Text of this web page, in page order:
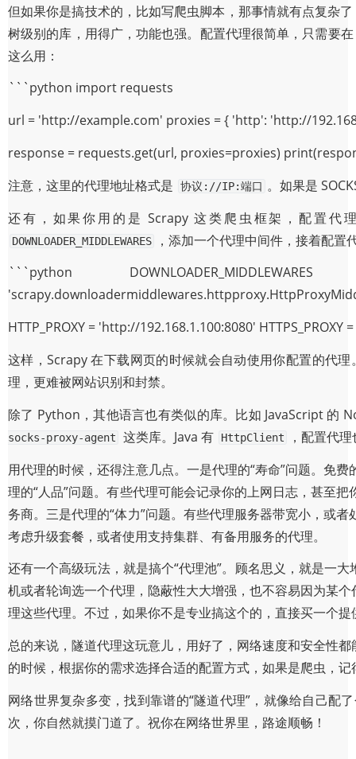
但如果你是搞技术的，比如写爬虫脚本，那事情就有点复杂
树级别的库，用得广，功能也强。配置代理很简单，只需要在
这么用：
```python import requests
url = 'http://example.com' proxies = { 'http': 'http://
response = requests.get(url, proxies=proxies)
注意，这里的代理地址格式是
协议://IP:端口 。如果是
还有，如果你用的是 Scrapy 这类爬虫框架，配置代
DOWNLOADER_MIDDLEWARES
，添加一个代理中间件，接着配置
```python
HTTP_PROXY = 'http://192.168.1.100:8080'
这样，Scrapy 在下载网页的时候就会自动使用你配置的代
理，更难被网站识别和封禁。
除了 Python，其他语言也有类似的库。比如 JavaScript 的
socks-proxy-agent 这类库。Java 有 HttpClient
，配置代
用代理的时候，还得注意几点。一是代理的“寿命”问题。免
理的“人品”问题。有些代理可能会记录你的上网日志，甚至
务商。三是代理的“体力”问题。有些代理服务器带宽小，或
考虑升级套餐，或者使用支持集群、有备用服务的代理。
还有一个高级玩法，就是搞个“代理池”。顾名思义，就是一
机或者轮询选一个代理，隐蔽性大大增强，也不容易因为某
理这些代理。不过，如果你不是专业搞这个的，直接买一个
总的来说，隧道代理这玩意儿，用好了，网络速度和安全性
的时候，根据你的需求选择合适的配置方式，如果是爬虫，
网络世界复杂多变，找到靠谱的“隧道代理”，就像给自己配
次，你自然就摸门道了。祝你在网络世界里，路途顺畅！